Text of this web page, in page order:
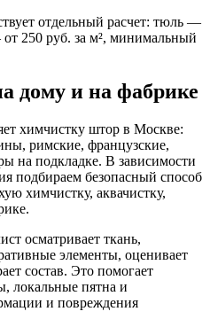
отдельный расчет: тюль —
250 руб. за м², минимальный
дому и на фабрике
химчистку штор в Москве:
римские, французские,
на подкладке. В зависимости
подбираем безопасный способ
химчистку, аквачистку,
осматривает ткань,
элементы, оценивает
состав. Это помогает
локальные пятна и
и повреждения